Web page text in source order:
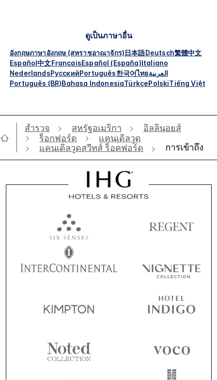
ดูเป็นภาษาอื่น
อังกฤษภาษาอังกฤษ (สหราชอาณาจักร)日本語Deutsch繁體中文
Español中文FrançaisEspañol (España)Italiano
NederlandsРусскийPortuguês한국어ไทยالعربية
Português (BR)Bahasa IndonesiaTürkçePolskiTiếng Việt
สำรวจ สหรัฐอเมริกา
อิลลินอยส์
ร็อกฟอร์ด
แคนเดิลวูด
แคนเดิลวูดสวีทส์ ร็อคฟอร์ด
การเข้าถึง